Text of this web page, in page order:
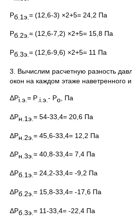
Pб.1э. = (12,6-3) ×2+5= 24,2 Па
Pб.2э.= (12,6-7,2) ×2+5= 15,8 Па
Pб.3э. = (12,6-9,6) ×2+5= 11 Па
3. Вычислим расчетную разность
окон на каждом этаже наветренного
ΔPi .э. = P i .э. - Pо , Па
ΔPн.1э. = 54-33,4= 20,6 Па
ΔPн.2э. = 45,6-33,4= 12,2 Па
ΔPн.3э.= 40,8-33,4= 7,4 Па
ΔPб.1э. = 24,2-33,4= -9,2 Па
ΔPб.2э. = 15,8-33,4= -17,6 Па
ΔPб.3э. = 11-33,4= -22,4 Па